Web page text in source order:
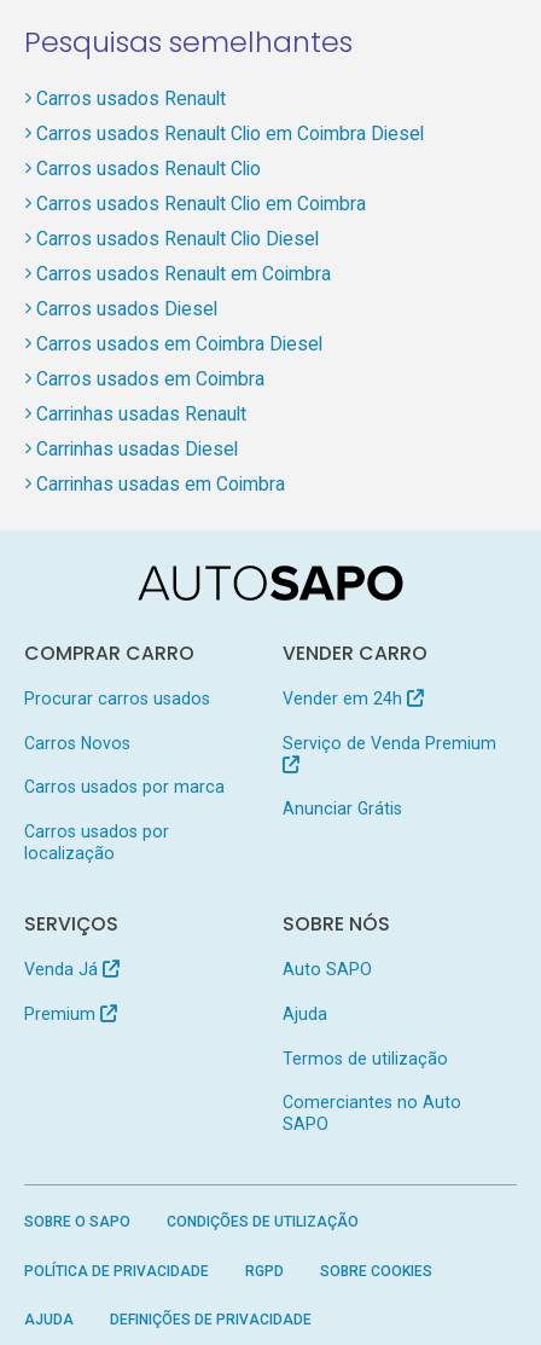
Pesquisas semelhantes
Carros usados Renault
Carros usados Renault Clio em Coimbra Diesel
Carros usados Renault Clio
Carros usados Renault Clio em Coimbra
Carros usados Renault Clio Diesel
Carros usados Renault em Coimbra
Carros usados Diesel
Carros usados em Coimbra Diesel
Carros usados em Coimbra
Carrinhas usadas Renault
Carrinhas usadas Diesel
Carrinhas usadas em Coimbra
COMPRAR CARRO
Procurar carros usados
Carros Novos
Carros usados por marca
Carros usados por
localização
VENDER CARRO
Vender em 24h
Serviço de Venda Premium
Anunciar Grátis
SERVIÇOS
Venda Já
Premium
SOBRE NÓS
Auto SAPO
Ajuda
Termos de utilização
Comerciantes no Auto
SAPO
SOBRE O SAPO CONDIÇÕES DE UTILIZAÇÃO
POLÍTICA DE PRIVACIDADE RGPD SOBRE COOKIES
AJUDA DEFINIÇÕES DE PRIVACIDADE